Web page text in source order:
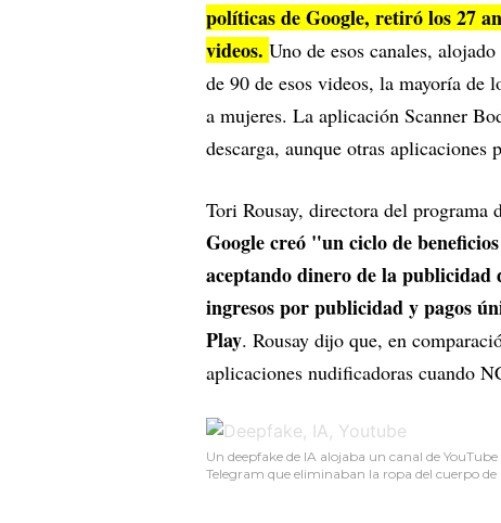
políticas de Google, retiró los 27
videos. Uno de esos canales,
de 90 de esos videos, la mayoría de
a mujeres. La aplicación Scanner
descarga, aunque otras
Tori Rousay, directora del programa
Google creó "un ciclo de
aceptando dinero de la publicidad
ingresos por publicidad y pagos
Play. Rousay dijo que, en
aplicaciones nudificadoras cuando
Un deepfake de IA alojaba un canal de
Telegram que eliminaban la ropa del cuerpo de